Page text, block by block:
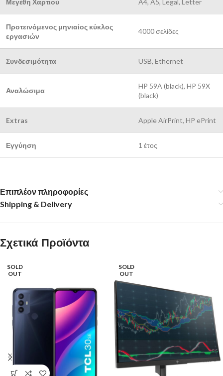
Μεγέθη Χαρτιού A4, A5, Legal, Letter
Προτεινόμενος μηνιαίος κύκλος
εργασιών
4000 σελίδες
Συνδεσιμότητα USB, Ethernet
Αναλώσιμα
HP 59A (black), HP 59X
(black)
Extras Apple AirPrint, HP ePrint
Εγγύηση 1 έτος
Επιπλέον πληροφορίες
Shipping & Delivery
Σχετικά Προϊόντα
SOLD
OUT
SOLD
OUT